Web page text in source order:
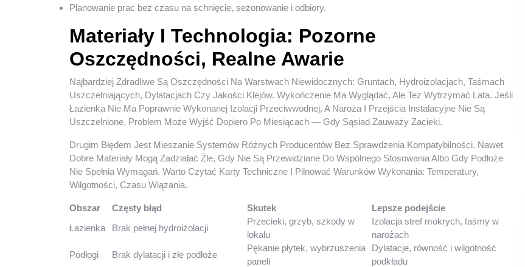
Planowanie prac bez czasu na schnięcie, sezonowanie i odbiory.
Materiały I Technologia: Pozorne
Oszczędności, Realne Awarie
Najbardziej Zdradliwe Są Oszczędności Na Warstwach Niewidocznych: Gruntach, Hydroizolacjach, Taśmach
Uszczelniających, Dylatacjach Czy Jakości Klejów. Wykończenie Ma Wyglądać, Ale Też Wytrzymać Lata. Jeśli
Łazienka Nie Ma Poprawnie Wykonanej Izolacji Przeciwwodnej, A Naroża I Przejścia Instalacyjne Nie Są
Uszczelnione, Problem Może Wyjść Dopiero Po Miesiącach — Gdy Sąsiad Zauważy Zacieki.
Drugim Błędem Jest Mieszanie Systemów Różnych Producentów Bez Sprawdzenia Kompatybilności. Nawet
Dobre Materiały Mogą Zadziałać Źle, Gdy Nie Są Przewidziane Do Wspólnego Stosowania Albo Gdy Podłoże
Nie Spełnia Wymagań. Warto Czytać Karty Techniczne I Pilnować Warunków Wykonania: Temperatury,
Wilgotności, Czasu Wiązania.
Obszar Częsty błąd Skutek
Lepsze podejście
Łazienka
Brak pełnej hydroizolacji
Przecieki, grzyb, szkody w
lokalu
Izolacja stref mokrych, taśmy w
narożach
Podłogi
Brak dylatacji i złe podłoże
Pękanie płytek, wybrzuszenia
paneli
Dylatacje, równość i wilgotność
podkładu